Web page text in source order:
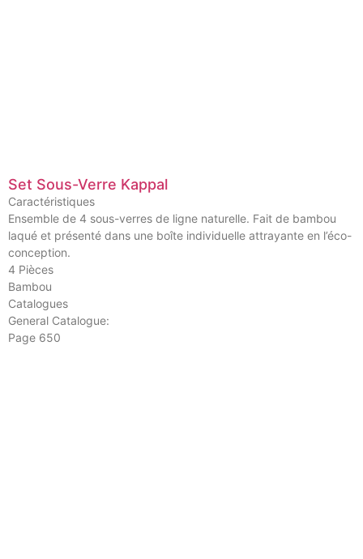
Set Sous-Verre Kappal
Caractéristiques
Ensemble de 4 sous-verres de ligne naturelle. Fait de bambou
laqué et présenté dans une boîte individuelle attrayante en l’éco-
conception.
4 Pièces
Bambou
Catalogues
General Catalogue:
Page 650